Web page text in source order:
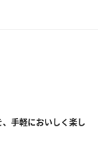
手軽においしく楽し